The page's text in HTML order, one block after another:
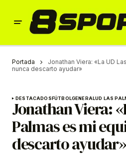
Portada
Jonathan Viera: «La UD
nunca descarto ayudar»
DESTACADOSFÚTBOLGENERALUD LAS
Jonathan Viera:
Palmas es mi
descarto ayudar»